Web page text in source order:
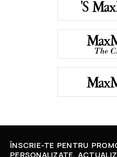
ÎNSCRIE-TE PENTRU
PERSONALIZATE,